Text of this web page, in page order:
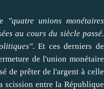
"quatre unions monétaires
au cours du siècle passé.
. Et ces derniers de
de l'union monétaire
de prêterde l'argent à celle
scission entre la République